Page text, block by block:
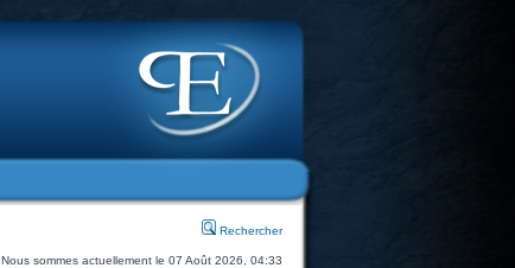
Rechercher
Nous sommes actuellement le 07 Août 2026, 04:33